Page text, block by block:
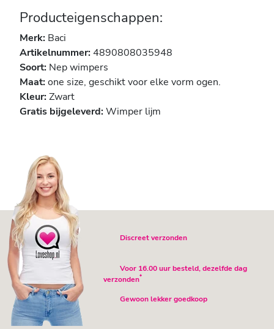
Producteigenschappen:
Merk: Baci
Artikelnummer:4890808035948
Soort: Nep wimpers
Maat:one size, geschikt voor elke vorm ogen.
Kleur:Zwart
Gratis bijgeleverd:Wimper lijm
Discreet verzonden
Voor 16.00 uur besteld, dezelfde dag
verzonden*
Gewoon lekker goedkoop